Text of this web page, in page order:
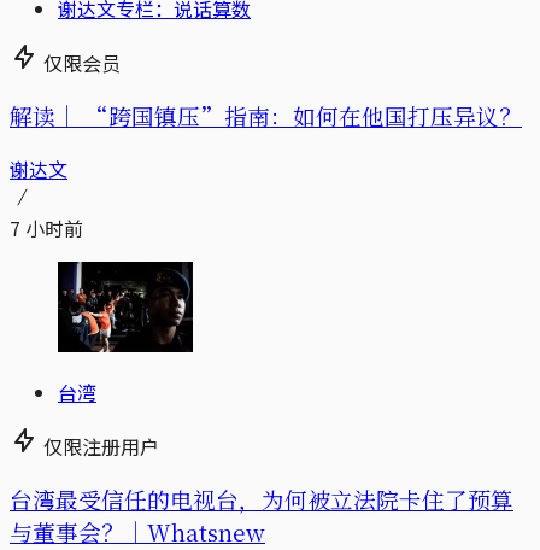
谢达文专栏：说话算数
仅限会员
解读｜ “跨国镇压”指南：如何在他国打压异议？
谢达文
7 小时前
台湾
仅限注册用户
台湾最受信任的电视台，为何被立法院卡住了预算
与董事会？｜Whatsnew